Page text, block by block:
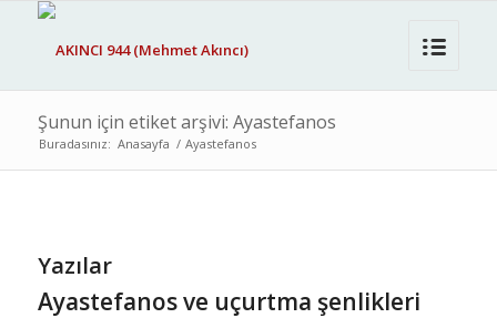
Şunun için etiket arşivi: Ayastefanos
Buradasınız: Anasayfa / Ayastefanos
Yazılar
Ayastefanos ve uçurtma şenlikleri